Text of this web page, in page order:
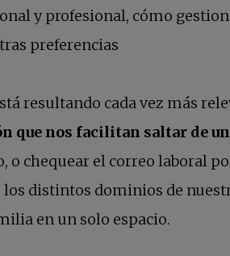
y profesional, cómo
preferencias
resultando cada vez más
que nos facilitan saltar de
o chequear el correo laboral
distintos dominios de
en un solo espacio.